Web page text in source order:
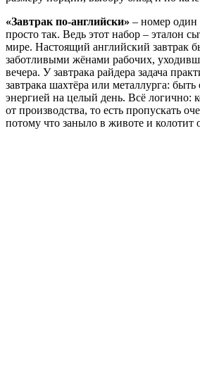
«Завтрак по-английски» – номер
просто так. Ведь этот набор – эталон
мире. Настоящий английский завтрак
заботливыми жёнами рабочих,
вечера. У завтрака райдера задача
завтрака шахтёра или металлурга:
энергией на целый день. Всё логично:
от производства, то есть пропускать
потому что заныло в животе и колотит